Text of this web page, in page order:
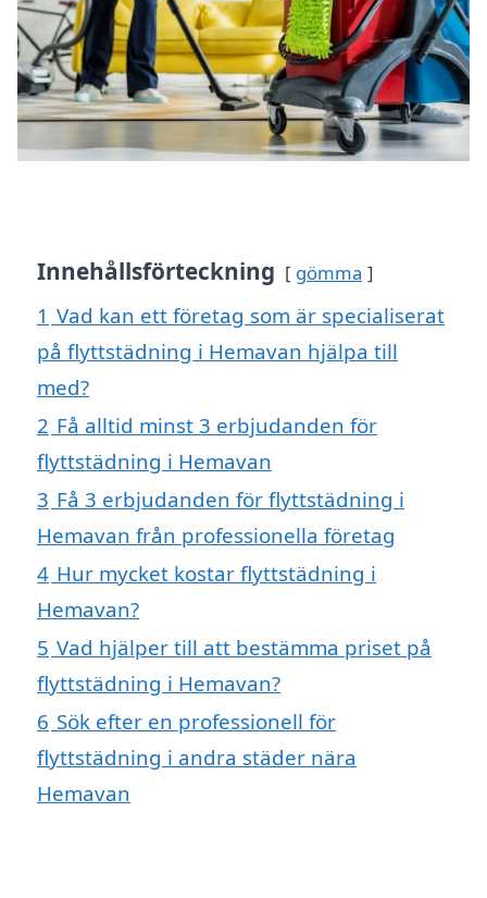
Innehållsförteckning gömma
1 Vad kan ett företag som är specialiserat
på flyttstädning i Hemavan hjälpa till
med?
2 Få alltid minst 3 erbjudanden för
flyttstädning i Hemavan
3 Få 3 erbjudanden för flyttstädning i
Hemavan från professionella företag
4 Hur mycket kostar flyttstädning i
Hemavan?
5 Vad hjälper till att bestämma priset på
flyttstädning i Hemavan?
6 Sök efter en professionell för
flyttstädning i andra städer nära
Hemavan